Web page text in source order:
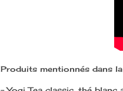
Produits mentionnés dans